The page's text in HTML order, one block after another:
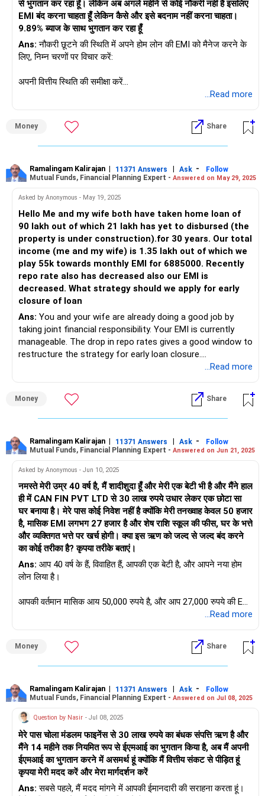
से भुगतान कर रहा हूँ। लेकिन अब अगले महीने से कोई नौकरी नहीं है इसलिए
EMI बंद करना चाहता हूँ लेकिन कैसे और इसे बदनाम नहीं करना चाहता।
9.89% ब्याज के साथ भुगतान कर रहा हूँ
Ans: नौकरी छूटने की स्थिति में अपने होम लोन की EMI को मैनेज करने के
लिए, निम्न चरणों पर विचार करें:
अपनी वित्तीय स्थिति की समीक्षा करें
मासिक आवक और निकासी का आकलन करें।
किसी भी उपलब्ध आपातकालीन निधि की पहचान करें।
अपने ऋणदाता से बात करें
तुरंत अपने बैंक से संपर्क करें।
संभावित समाधान के लिए पूछें।
लोन रीस्ट्रक्चरिंग की संभावना तलाशें
मोरेटोरियम अवधि के लिए अनुरोध करें।
अस्थायी रूप से कम EMI के लिए बातचीत करें।
यदि आवश्यक हो तो लोन अवधि बढ़ाएँ।
बचत और निवेश का उपयोग करें
EMI को कवर करने के लिए लिक्विड बचत का उपयोग करें।
बीमा पॉलिसियों का उपयोग करें
यदि आपके पास LIC पॉलिसी है, तो उसे सरेंडर करने पर विचार करें।
EMI का भुगतान करने के लिए सरेंडर मूल्य का उपयोग करें।
पर्सनल लोन या ओवरड्राफ्ट पर विचार करें
अंतर को पाटने के लिए पर्सनल लोन के लिए आवेदन करें।
अपनी सावधि जमा के विरुद्ध ओवरड्राफ्ट का विकल्प चुनें।
बजट बनाएं और खर्च में कटौती करें
मासिक खर्चों की समीक्षा करें और उन्हें कम करें।
विलासिता की चीज़ों से ज़्यादा ज़रूरी चीज़ों को प्राथमिकता दें।
अल्पकालिक वित्तीय सहायता के लिए कहें।
लोन को पुनर्वित्त करें
कम ब्याज दर देने वाले बैंकों की तलाश करें।
EMI का बोझ कम करने के लिए अपना लोन ट्रांसफर करें।
कैश फ़्लो बढ़ाएँ
अंशकालिक या फ्रीलांस काम करें।
अतिरिक्त नकदी के लिए अप्रयुक्त संपत्ति बेचें।
EMI पर चूक से बचें
भुगतान न करने से आपका क्रेडिट स्कोर प्रभावित होता है।
...Read more
Money Share
Ramalingam Kalirajan | 11371 Answers | Ask -
Follow
Mutual Funds, Financial Planning Expert - Answered on May 29, 2025
Asked by Anonymous - May 19, 2025
Hello Me and my wife both have taken home loan of
90 lakh out of which 21 lakh has yet to disbursed (the
property is under construction).for 30 years. Our total
income (me and my wife) is 1.35 lakh out of which we
play 55k towards monthly EMI for 6885000. Recently
repo rate also has decreased also our EMI is
decreased. What strategy should we apply for early
closure of loan
Ans: You and your wife are already doing a good job by
taking joint financial responsibility. Your EMI is currently
manageable. The drop in repo rates gives a good window to
restructure the strategy for early loan closure.
this home loan earlier than planned.
Present Financial Setup
Rs. 68.85 lakh is disbursed, and Rs. 21.15 lakh is yet to be
released.
Your joint monthly income is Rs. 1.35 lakh.
EMI is Rs. 55,000 per month for now.
The interest rate has slightly reduced recently due to repo
rate drop.
Your EMI burden has reduced a little, which helps.
Strategy 1: Prioritise Partial Prepayments
Any bonus, gift, or extra income can be used to prepay the
Even a small prepayment once in 6 months reduces
interest in the long run.
Prepay only from surplus, not from your emergency fund.
It helps to request the bank that all prepayments should
reduce tenure, not EMI.
Strategy 2: Increase EMI Every Year
Every year, your income might rise slightly.
Use part of that rise to increase EMI voluntarily.
...Read more
Money Share
Ramalingam Kalirajan | 11371 Answers | Ask -
Follow
Mutual Funds, Financial Planning Expert - Answered on Jun 21, 2025
Asked by Anonymous - Jun 10, 2025
नमस्ते मेरी उम्र 40 वर्ष है, मैं शादीशुदा हूँ और मेरी एक बेटी भी है और मैंने हाल
ही में CAN FIN PVT LTD से 30 लाख रुपये उधार लेकर एक छोटा सा
घर बनाया है। मेरे पास कोई निवेश नहीं है क्योंकि मेरी तनख्वाह केवल 50 हजार
है, मासिक EMI लगभग 27 हजार है और शेष राशि स्कूल की फीस, घर के भत्ते
और व्यक्तिगत भत्ते पर खर्च होगी। क्या इस ऋण को जल्द से जल्द बंद करने
का कोई तरीका है? कृपया तरीके बताएं।
Ans: आप 40 वर्ष के हैं, विवाहित हैं, आपकी एक बेटी है, और आपने नया होम
लोन लिया है।
आपकी वर्तमान मासिक आय 50,000 रुपये है, और आप 27,000 रुपये की EMI
इसका मतलब है कि आपकी आय का 50% से अधिक EMI में चला जाता है।
इसे वित्तीय रूप से तनावपूर्ण माना जाता है।
तलाशें।
हम यह भी सुनिश्चित करेंगे कि आपके बुनियादी खर्च और बच्चे के भविष्य से
समझौता न हो।
वर्तमान व्यय संरचना की समीक्षा करें
सबसे पहले, हमें आपके मासिक नकदी प्रवाह पर स्पष्टता चाहिए।
...Read more
Money Share
Ramalingam Kalirajan | 11371 Answers | Ask -
Follow
Mutual Funds, Financial Planning Expert - Answered on Jul 08, 2025
Question by Nasir - Jul 08, 2025
मेरे पास चोला मंडलम फाइनेंस से 30 लाख रुपये का बंधक संपत्ति ऋण है और
मैंने 14 महीने तक नियमित रूप से ईएमआई का भुगतान किया है, अब मैं अपनी
ईएमआई का भुगतान करने में असमर्थ हूं क्योंकि मैं वित्तीय संकट से पीड़ित हूं
कृपया मेरी मदद करें और मेरा मार्गदर्शन करें
Ans: सबसे पहले, मैं मदद मांगने में आपकी ईमानदारी की सराहना करता हूं।